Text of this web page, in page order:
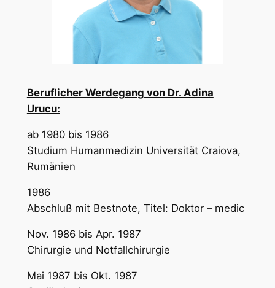
Beruflicher Werdegang von Dr. Adina
Urucu:
ab 1980 bis 1986
Studium Humanmedizin Universität Craiova,
Rumänien
1986
Abschluß mit Bestnote, Titel: Doktor – medic
Nov. 1986 bis Apr. 1987
Chirurgie und Notfallchirurgie
Mai 1987 bis Okt. 1987